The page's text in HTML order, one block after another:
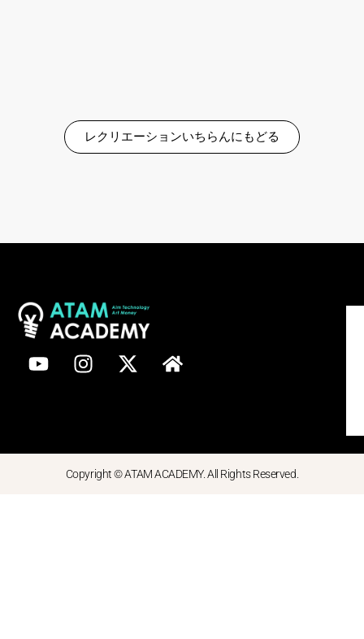
レクリエーションいちらんにもどる
Copyright © ATAM ACADEMY. All Rights Reserved.